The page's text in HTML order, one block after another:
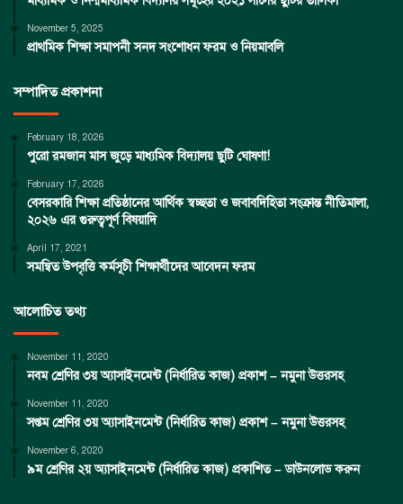
November 5, 2025
প্রাথমিক শিক্ষা সমাপনী সনদ সংশোধন ফরম ও নিয়মাবলি
সম্পাদিত প্রকাশনা
February 18, 2026
পুরো রমজান মাস জুড়ে মাধ্যমিক বিদ্যালয় ছুটি ঘোষণা!
February 17, 2026
বেসরকারি শিক্ষা প্রতিষ্ঠানের আর্থিক স্বচ্ছতা ও জবাবদিহিতা সংক্রান্ত নীতিমালা,
২০২৬ এর গুরুত্বপূর্ণ বিষয়াদি
April 17, 2021
সমন্বিত উপবৃত্তি কর্মসূচী শিক্ষার্থীদের আবেদন ফরম
আলোচিত তথ্য
November 11, 2020
নবম শ্রেণির ৩য় অ্যাসাইনমেন্ট (নির্ধারিত কাজ) প্রকাশ – নমুনা উত্তরসহ
November 11, 2020
সপ্তম শ্রেণির ৩য় অ্যাসাইনমেন্ট (নির্ধারিত কাজ) প্রকাশ – নমুনা উত্তরসহ
November 6, 2020
৯ম শ্রেণির ২য় অ্যাসাইনমেন্ট (নির্ধারিত কাজ) প্রকাশিত – ডাউনলোড করুন